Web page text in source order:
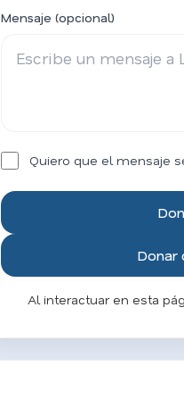
Mensaje (opcional)
Quiero que el mensaje
Donar
Al interactuar en esta